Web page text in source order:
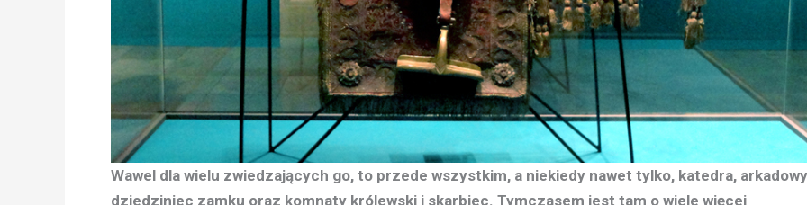
Wawel dla wielu zwiedzających go, to przede wszystkim, a niekiedy nawet tylko, katedra, arkadowy
dziedziniec zamku oraz komnaty królewski i skarbiec. Tymczasem jest tam o wiele więcej